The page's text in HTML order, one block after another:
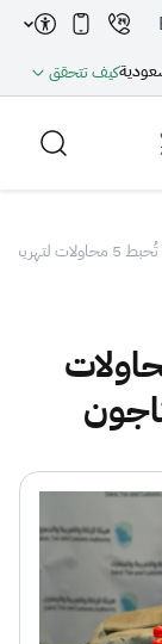
كيف تتحقق
حبة كبتاجون
تُحبط 5 محاولات